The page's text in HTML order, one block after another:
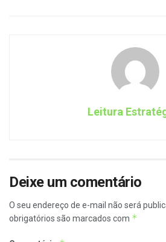
Leitura
Deixe um comentário
O seu endereço de e-mail não será
obrigatórios são marcados com *